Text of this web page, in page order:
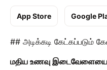
App Store Google
## அடிக்கடி கேட்கப்படும்
மதிய உணவு இடைவேளையை